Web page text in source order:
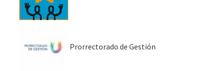
Prorrectorado de Gestión